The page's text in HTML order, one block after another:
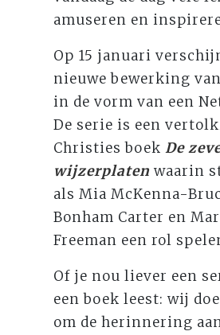
amuseren en
Op 15 januari
nieuwe bewerking
in de vorm van een
De serie is een
Christies boekDe
wijzerplaten waarin
als Mia McKenna-
Bonham Carter en
Freeman een rol
Of je nou liever een
een boek leest: wij
om de herinnering